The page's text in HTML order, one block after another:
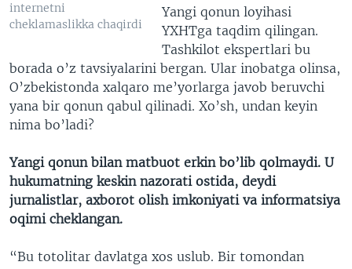
internetni
cheklamaslikka chaqirdi
Yangi qonun loyihasi
YXHTga taqdim qilingan.
Tashkilot ekspertlari bu
borada o’z tavsiyalarini bergan. Ular inobatga olinsa,
O’zbekistonda xalqaro me’yorlarga javob beruvchi
yana bir qonun qabul qilinadi. Xo’sh, undan keyin
nima bo’ladi?
Yangi qonun bilan matbuot erkin bo’lib qolmaydi. U
hukumatning keskin nazorati ostida, deydi
jurnalistlar, axborot olish imkoniyati va informatsiya
oqimi cheklangan.
“Bu totolitar davlatga xos uslub. Bir tomondan